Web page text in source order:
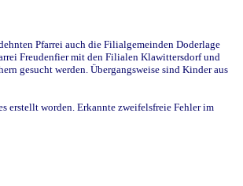
Pfarrei auch die Filialgemeinden Doderlage
Freudenfier mit den Filialen Klawittersdorf und
gesucht werden. Übergangsweise sind Kinder aus
erstellt worden. Erkannte zweifelsfreie Fehler im